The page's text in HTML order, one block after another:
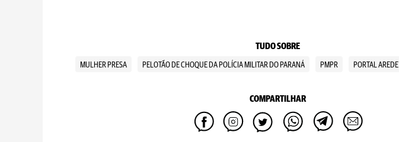
TUDO SOBRE
MULHER PRESA PELOTÃO DE CHOQUE DA POLÍCIA MILITAR DO PARANÁ PMPR PORTAL AREDE
COMPARTILHAR